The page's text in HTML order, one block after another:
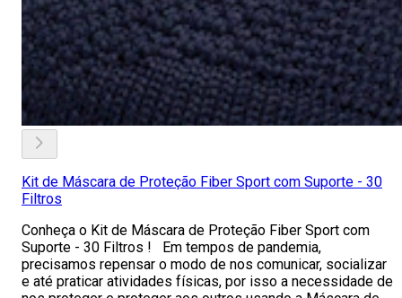
Kit de Máscara de Proteção Fiber Sport com Suporte - 30
Filtros
Conheça o Kit de Máscara de Proteção Fiber Sport com
Suporte - 30 Filtros ! Em tempos de pandemia,
precisamos repensar o modo de nos comunicar, socializar
e até praticar atividades físicas, por isso a necessidade de